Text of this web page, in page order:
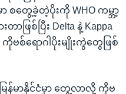
စတွေ့ခဲ့တဲ့ပိုးကို WHO ကမ္ဘာ့
ဖြစ်ပြီး Delta နဲ့ Kappa
စ်ရောဂါပိုးမျိုးကွဲတွေဖြစ်
န်မာနိုင်ငံမှာ တွေ့လာလို့ ကိုဗ